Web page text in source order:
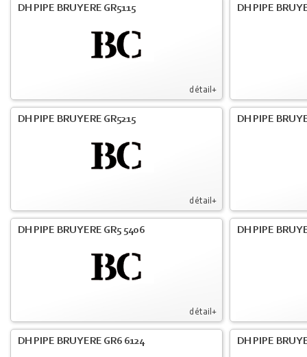
détail+
DH PIPE BRUYERE GR5115 DH PIPE
détail+
DH PIPE BRUYERE GR5215 DH PIPE
détail+
DH PIPE BRUYERE GR5 5406 DH PIPE
DH PIPE BRUYERE GR6 6124 DH PIPE